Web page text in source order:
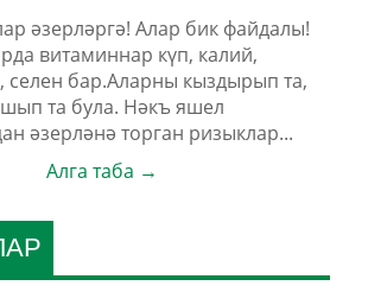
әзерләргә! Алар бик файдалы!
витаминнар күп, калий,
селен бар.Аларны кыздырып та,
та була. Нәкъ яшел
әзерләнә торган ризыклар...
Алга таба →